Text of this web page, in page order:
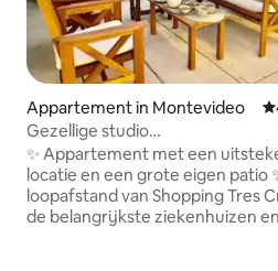
Appartement in Montevideo
Gezellige studio
(eenkamerappartement) op een
uitstekende locatie
✨ Appartement met een
locatie en een grote eigen patio ✨
loopafstand van Shopping Tres
de belangrijkste ziekenhuizen en